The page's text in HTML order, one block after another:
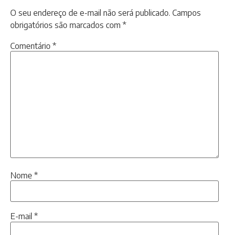
O seu endereço de e-mail não será publicado. Campos
obrigatórios são marcados com *
Comentário *
Nome *
E-mail *